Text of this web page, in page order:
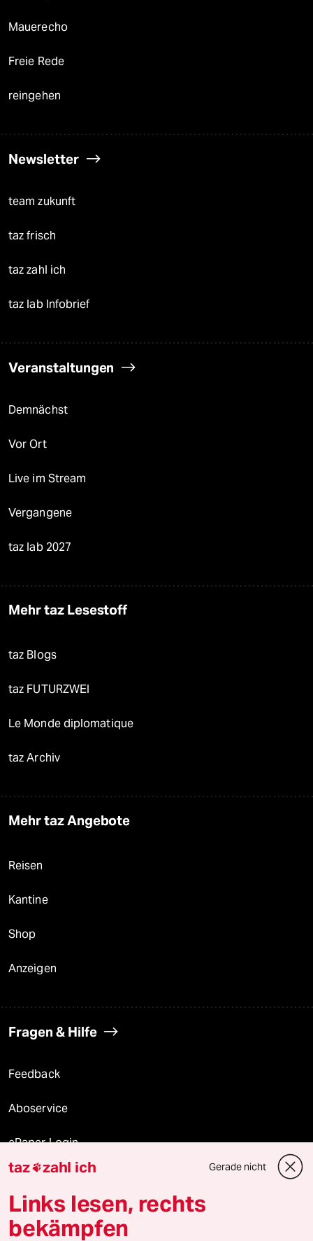
Mauerecho
Freie Rede
reingehen
Newsletter
team zukunft
taz frisch
taz zahl ich
taz lab Infobrief
Veranstaltungen
Demnächst
Vor Ort
Live im Stream
Vergangene
taz lab 2027
Mehr taz Lesestoff
taz Blogs
taz FUTURZWEI
Le Monde diplomatique
taz Archiv
Mehr taz Angebote
Reisen
Kantine
Shop
Anzeigen
Fragen & Hilfe
Feedback
Aboservice
ePaper Login
Downloads für Abonnierende
taz zahl ich Gerade nicht
Links lesen, rechts
bekämpfen